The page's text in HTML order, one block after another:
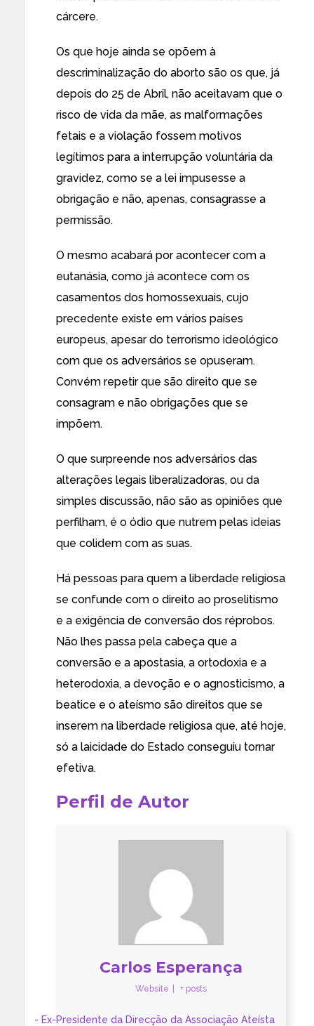
cárcere.
Os que hoje ainda se opõem à
descriminalização do aborto são os que, já
depois do 25 de Abril, não aceitavam que o
risco de vida da mãe, as malformações
fetais e a violação fossem motivos
legítimos para a interrupção voluntária da
gravidez, como se a lei impusesse a
obrigação e não, apenas, consagrasse a
permissão.
O mesmo acabará por acontecer com a
eutanásia, como já acontece com os
casamentos dos homossexuais, cujo
precedente existe em vários países
europeus, apesar do terrorismo ideológico
com que os adversários se opuseram.
Convém repetir que são direito que se
consagram e não obrigações que se
impõem.
O que surpreende nos adversários das
alterações legais liberalizadoras, ou da
simples discussão, não são as opiniões que
perfilham, é o ódio que nutrem pelas ideias
que colidem com as suas.
Há pessoas para quem a liberdade religiosa
se confunde com o direito ao proselitismo
e a exigência de conversão dos réprobos.
Não lhes passa pela cabeça que a
conversão e a apostasia, a ortodoxia e a
heterodoxia, a devoção e o agnosticismo, a
beatice e o ateísmo são direitos que se
inserem na liberdade religiosa que, até hoje,
só a laicidade do Estado conseguiu tornar
efetiva.
Perfil de Autor
Carlos Esperança
Website + posts
- Ex-Presidente da Direcção da Associação Ateísta